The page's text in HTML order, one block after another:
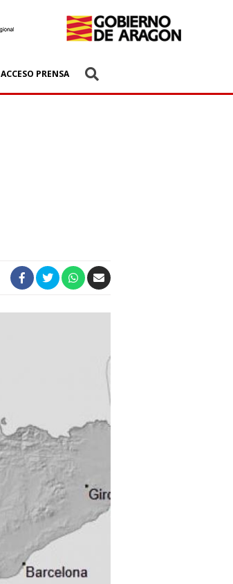
ACCESO PRENSA